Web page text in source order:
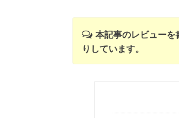
本記事のレビュー
りしています。